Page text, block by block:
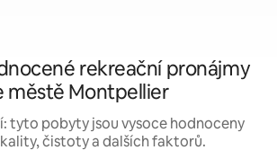
rekreační pronájmy
městě Montpellier
tyto pobyty jsou vysoce hodnoceny
čistoty a dalších faktorů.